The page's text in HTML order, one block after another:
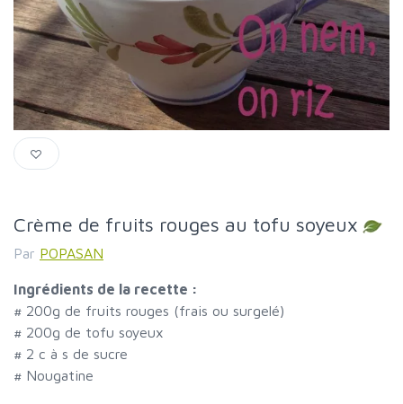
Crème de fruits rouges au tofu soyeux
Par POPASAN
Ingrédients de la recette :
# 200g de fruits rouges (frais ou surgelé)
# 200g de tofu soyeux
# 2 c à s de sucre
# Nougatine